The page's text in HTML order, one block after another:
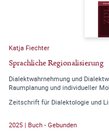
Katja Fiechter
Sprachliche Regionalisierung
Dialektwahrnehmung und
Raumplanung und individueller
Zeitschrift für Dialektologie und
2025 | Buch - Gebunden